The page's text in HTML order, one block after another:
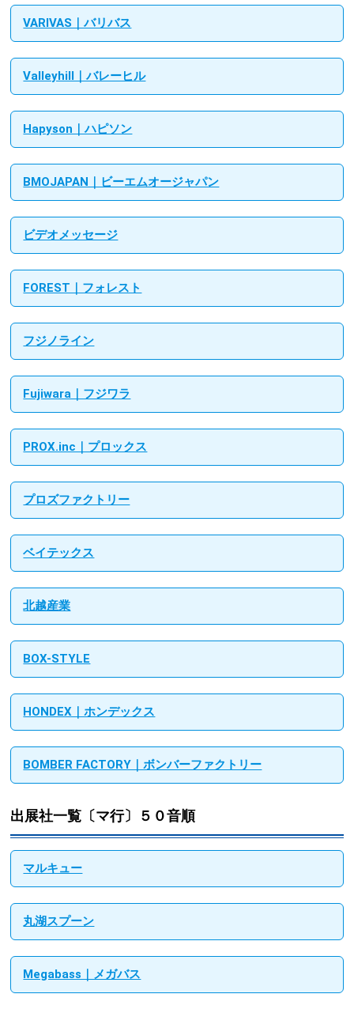
VARIVAS｜バリバス
Valleyhill｜バレーヒル
Hapyson｜ハピソン
BMOJAPAN｜ビーエムオージャパン
ビデオメッセージ
FOREST｜フォレスト
フジノライン
Fujiwara｜フジワラ
PROX.inc｜プロックス
プロズファクトリー
ベイテックス
北越産業
BOX-STYLE
HONDEX｜ホンデックス
BOMBER FACTORY｜ボンバーファクトリー
出展社一覧〔マ行〕５０音順
マルキュー
丸湖スプーン
Megabass｜メガバス